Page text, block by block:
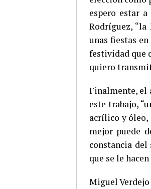
espero estar
Rodríguez,
unas fiestas
festividad que
quiero
Finalmente, el
este trabajo,
acrílico y óleo,
mejor puede
constancia
que se le
Miguel